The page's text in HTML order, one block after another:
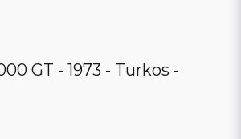
GT - 1973 - Turkos -